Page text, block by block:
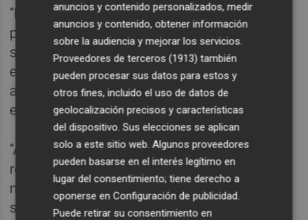
“Fracaso hubiera sido no aceptar la
propuesta. Me voy tranquilo, con la
sensación de haber hecho todo lo que
estaba en mi mano”, explicó Muñoz, quien
admitió haber vivido un “terremoto a diario”
en el Hércules.
“Al final en el fútbol profesional los
resultados mandan en todos los clubes. Y
más cuando son negativos y los objetivos
son tan ambiciosos”, sentenció.
anuncios y contenido personalizados, medir
anuncios y contenido, obtener información
sobre la audiencia y mejorar los servicios.
Proveedores de terceros (1913) también
pueden procesar sus datos para estos y
otros fines, incluido el uso de datos de
geolocalización precisos y características
del dispositivo. Sus elecciones se aplican
solo a este sitio web. Algunos proveedores
pueden basarse en el interés legítimo en
lugar del consentimiento; tiene derecho a
oponerse enConfiguración de publicidad.
Puede retirar su consentimiento en